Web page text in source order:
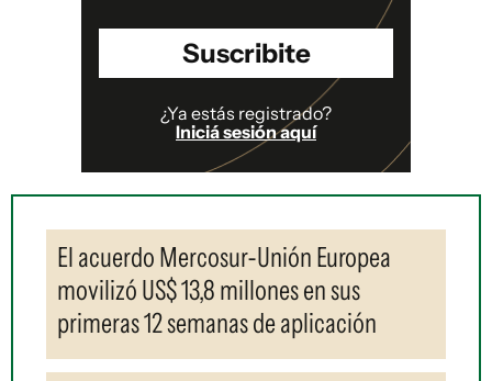
Suscribite
¿Ya estás registrado?
Iniciá sesión aquí
El acuerdo Mercosur-Unión Europea
movilizó US$ 13,8 millones en sus
primeras 12 semanas de aplicación